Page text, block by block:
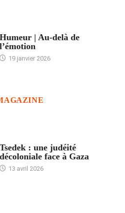
Humeur | Au-delà de
l’émotion
19 janvier 2026
Tsedek : une judéité
décoloniale face à Gaza
13 avril 2026